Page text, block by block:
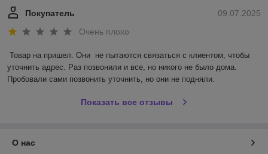
09.07.2025
Покупатель
Очень плохо
Товар на пришел. Они  не пытаются связаться с клиентом, чтобы
уточнить адрес. Раз позвонили и все, но никого не было дома.
Пробовали сами позвонить уточнить, но они не подняли.
Показать все отзывы
О нас